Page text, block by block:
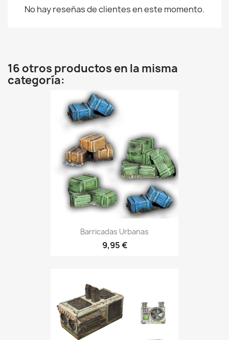
No hay reseñas de clientes en este momento.
16 otros productos en la misma
categoría:
Barricadas Urbanas
9,95 €